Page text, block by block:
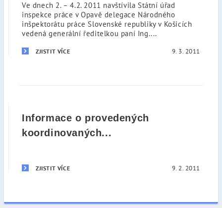
Ve dnech 2. – 4.2. 2011 navštívila Státní úřad
inspekce práce v Opavě delegace Národného
inšpektorátu práce Slovenské republiky v Košicích
vedená generální ředitelkou paní Ing....
ZJISTIT VÍCE 9. 3. 2011
Informace o provedených
koordinovaných...
ZJISTIT VÍCE 9. 2. 2011